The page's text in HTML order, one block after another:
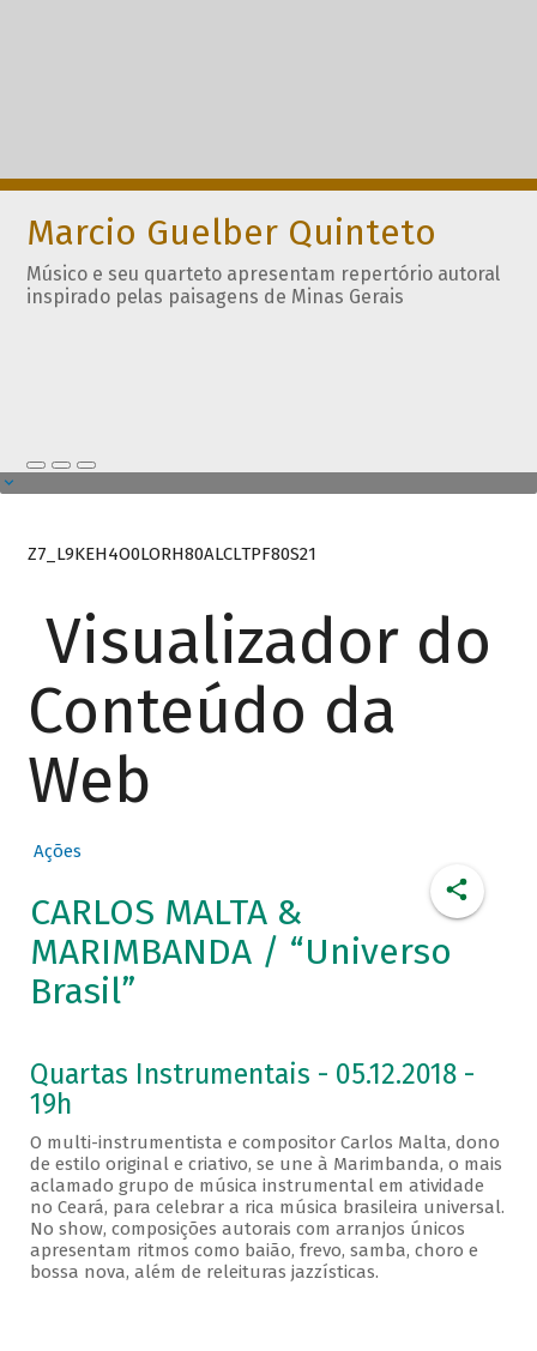
Marcio Guelber Quinteto
Músico e seu quarteto apresentam repertório autoral
inspirado pelas paisagens de Minas Gerais
Z7_L9KEH4O0LORH80ALCLTPF80S21
Visualizador do
Conteúdo da
Web
Ações
CARLOS MALTA &
MARIMBANDA / “Universo
Brasil”
Quartas Instrumentais - 05.12.2018 -
19h
O multi-instrumentista e compositor Carlos Malta, dono
de estilo original e criativo, se une à Marimbanda, o mais
aclamado grupo de música instrumental em atividade
no Ceará, para celebrar a rica música brasileira universal.
No show, composições autorais com arranjos únicos
apresentam ritmos como baião, frevo, samba, choro e
bossa nova, além de releituras jazzísticas.